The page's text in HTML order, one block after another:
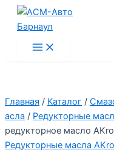
Перейти
Main
Menu
Главная / Каталог /
асла / Редукторные
редукторное масло
Редукторные масла